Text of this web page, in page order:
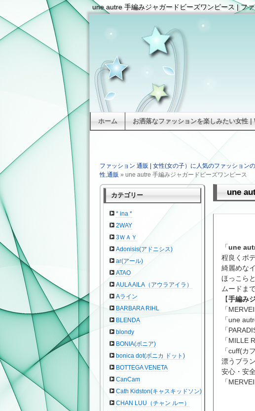
une autre 手編みジャガードビーズワンピース | フ
ファッション 通販 | 女性(女の子）に人気のファッション
性,通販 » une autre 手編みジャガードビーズワンピース
une
「une
程良くボ
綺麗めな
ほっこら
ムードま
【手編み
「
「une
「
「MILLE
「cuff(カ
漂うブラ
安心・安
「
カテゴリー
* ina *
2WAY
3ＷＡＹ
Adonisis(アドニシス)
ar(アール)
ATAO
AULA AILA（アウラアイラ）
Aライン
BARBARA RIHL
BLENDA
blondy
BONIA(ボニア)
bonica dot(ボニカ ドット)
BOTTEGA VENETA
CanCam
Cath Kidston(キャスキッドソン)
CHAN LUU（チャン ルー）
ホーム お洒落なファッションを楽しみたい女性 |